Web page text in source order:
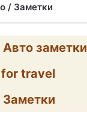
/ Заметки
Авто заметки
travel
Заметки